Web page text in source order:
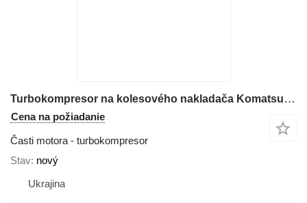
Turbokompresor na kolesového nakladača Komatsu WA380
Cena na požiadanie
Časti motora - turbokompresor
Stav nový
Ukrajina